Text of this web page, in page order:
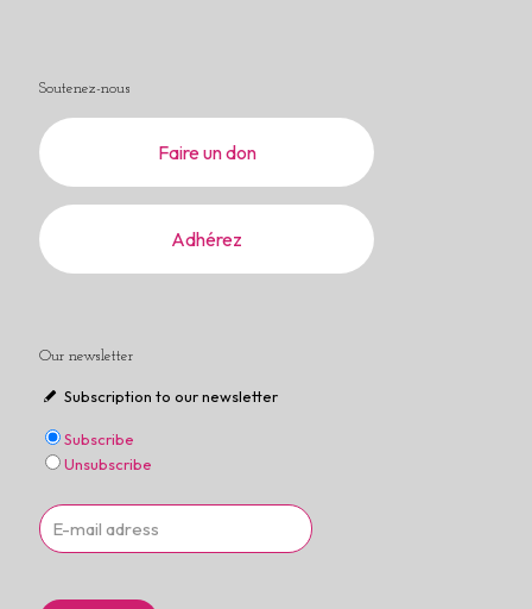
Soutenez-nous
Faire un don
Adhérez
Our newsletter
Subscription to our newsletter
Subscribe
Unsubscribe